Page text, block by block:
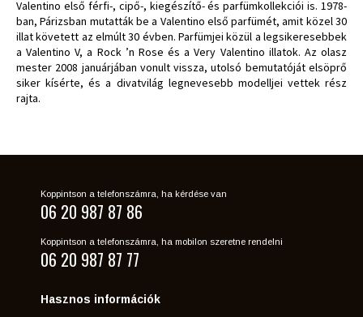
Valentino első férfi-, cipő-, kiegészítő- és parfümkollekciói is. 1978-
ban, Párizsban mutatták be a Valentino első parfümét, amit közel 30
illat követett az elmúlt 30 évben. Parfümjei közül a legsikeresebbek
a Valentino V, a Rock ’n Rose és a Very Valentino illatok. Az olasz
mester 2008 januárjában vonult vissza, utolsó bemutatóját elsöprő
siker kísérte, és a divatvilág legnevesebb modelljei vettek rész
rajta.
Koppintson a telefonszámra, ha kérdése van
06 20 987 87 86
Koppintson a telefonszámra, ha mobilon szeretne rendelni
06 20 987 87 77
Hasznos információk